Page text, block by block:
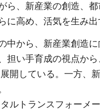
ら、新産業の創造、
に高め、活気を生み
中から、新産業創造
担い手育成の視点か
開している。一方、
ルトランスフォーメ